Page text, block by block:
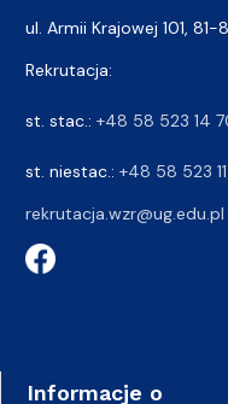
ul. Armii Krajowej 101,
Rekrutacja:
st. stac.: +48 58 523 14
st. niestac.: +48 58 523
rekrutacja.wzr@ug.edu.pl
Informacje o